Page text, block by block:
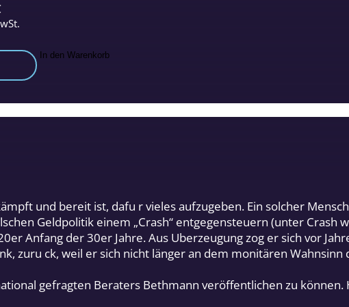
In den Warenkorb
und bereit ist, dafu r vieles aufzugeben. Ein solcher
Geldpolitik einem „Crash“ entgegensteuern (unter Crash
Anfang der 30er Jahre. Aus Uberzeugung zog er sich vor
zuru ck, weil er sich nicht länger an dem monitären Wahnsinn
gefragten Beraters Bethmann veröffentlichen zu können.